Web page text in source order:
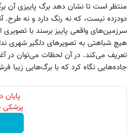
منتظر است تا نشان دهد برگ پاییزی آن
دودزده نیست، که نه رنگ دارد و نه طرح.
سرزمین‌های واقعی پاییز برسند با تصویری
هیچ شباهتی به تصویرهای دلگیر شهری
تعریف می‌کند. در آن لحظات می‌توان در
جاده‌هایی نگاه کرد که با برگ‌هایی زیبا
پزشکی